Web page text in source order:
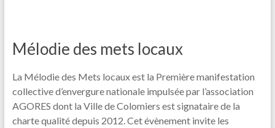
Mélodie des mets locaux
La Mélodie des Mets locaux est la Première manifestation
collective d’envergure nationale impulsée par l’association
AGORES dont la Ville de Colomiers est signataire de la
charte qualité depuis 2012. Cet évènement invite les